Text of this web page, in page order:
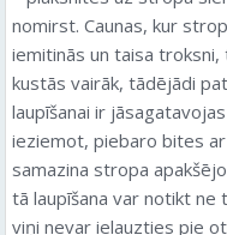
nomirst. Caunas, kur
iemitinās un taisa
kustās vairāk, tādējādi
laupīšanai ir
ieziemot, piebaro bites
samazina stropa
tā laupīšana var notikt ne
viņi nevar ielauzties pie